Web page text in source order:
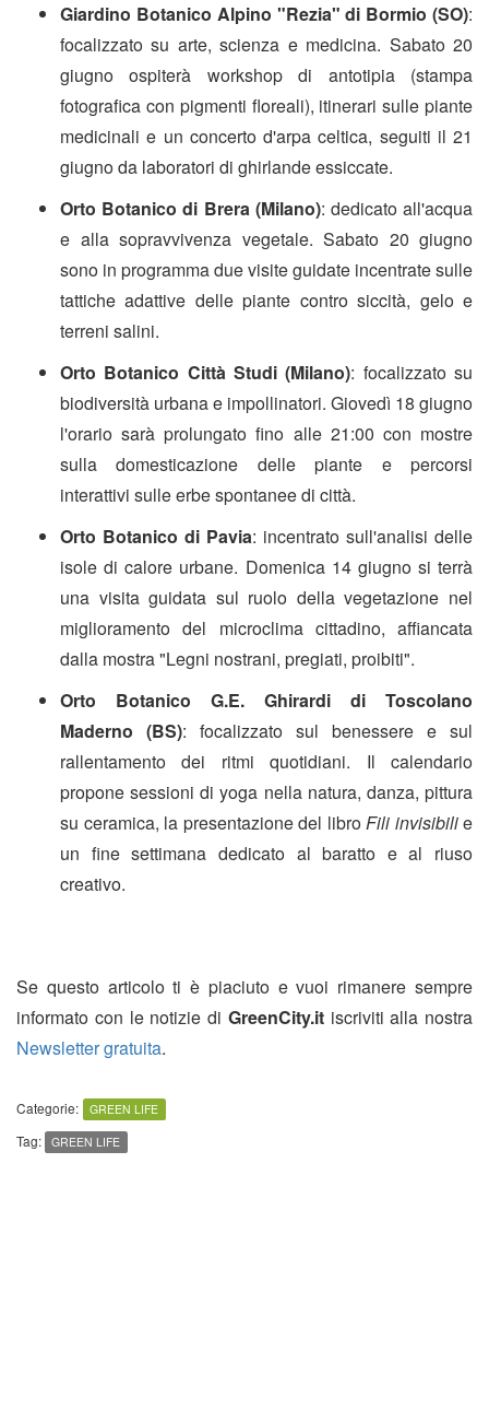
Giardino Botanico Alpino "Rezia" di Bormio (SO):
focalizzato su arte, scienza e medicina. Sabato 20
giugno ospiterà workshop di antotipia (stampa
fotografica con pigmenti floreali), itinerari sulle piante
medicinali e un concerto d'arpa celtica, seguiti il 21
giugno da laboratori di ghirlande essiccate.
Orto Botanico di Brera (Milano): dedicato all'acqua
e alla sopravvivenza vegetale. Sabato 20 giugno
sono in programma due visite guidate incentrate sulle
tattiche adattive delle piante contro siccità, gelo e
terreni salini.
Orto Botanico Città Studi (Milano): focalizzato su
biodiversità urbana e impollinatori. Giovedì 18 giugno
l'orario sarà prolungato fino alle 21:00 con mostre
sulla domesticazione delle piante e percorsi
interattivi sulle erbe spontanee di città.
Orto Botanico di Pavia: incentrato sull'analisi delle
isole di calore urbane. Domenica 14 giugno si terrà
una visita guidata sul ruolo della vegetazione nel
miglioramento del microclima cittadino, affiancata
dalla mostra "Legni nostrani, pregiati, proibiti".
Orto Botanico G.E. Ghirardi di Toscolano
Maderno (BS): focalizzato sul benessere e sul
rallentamento dei ritmi quotidiani. Il calendario
propone sessioni di yoga nella natura, danza, pittura
su ceramica, la presentazione del libroFili invisibilie
un fine settimana dedicato al baratto e al riuso
creativo.
Se questo articolo ti è piaciuto e vuoi rimanere sempre
informato con le notizie di GreenCity.itiscriviti alla nostra
Newsletter gratuita.
Categorie: GREEN LIFE
Tag: GREEN LIFE